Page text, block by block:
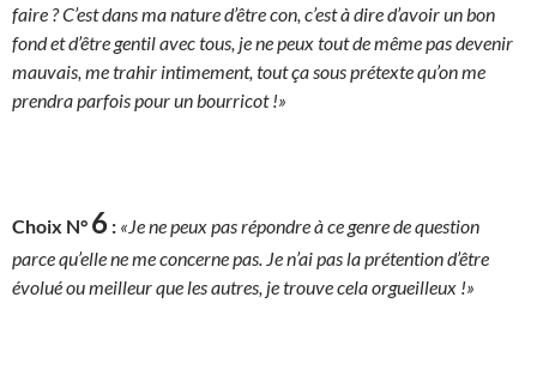
faire ? C’est dans ma nature d’être con, c’est à dire d’avoir un bon
fond et d’être gentil avec tous, je ne peux tout de même pas devenir
mauvais, me trahir intimement, tout ça sous prétexte qu’on me
prendra parfois pour un bourricot !»
Choix N° 6 : «Je ne peux pas répondre à ce genre de question
parce qu’elle ne me concerne pas. Je n’ai pas la prétention d’être
évolué ou meilleur que les autres, je trouve cela orgueilleux !»